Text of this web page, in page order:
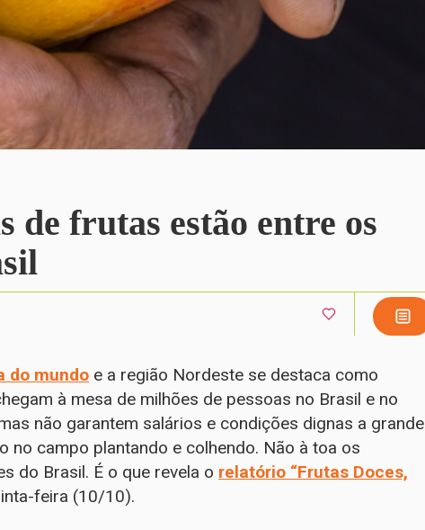
de frutas estão entre os
do mundo e a região Nordeste se destaca como
à mesa de milhões de pessoas no Brasil e no
não garantem salários e condições dignas a grande
campo plantando e colhendo. Não à toa os
do Brasil. É o que revela o relatório “Frutas Doces,
feira (10/10).